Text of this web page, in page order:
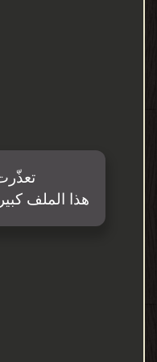
سنة (520) عقد العزم
كل العلماء الذين نبغوا
أولا ففيها من العلماء من
الحج وفي مكة والمدينة